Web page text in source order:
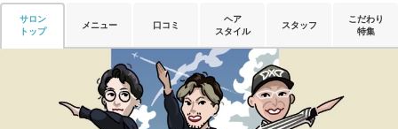
サロン
トップ
メニュー 口コミ
ヘア
スタイル
スタッフ
こだわり
特集